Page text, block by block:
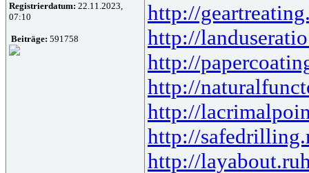
Registrierdatum: 22.11.2023,
07:10
Beiträge: 591758
http://
http://
http://
http://
http://
http://
http://layabout.ru